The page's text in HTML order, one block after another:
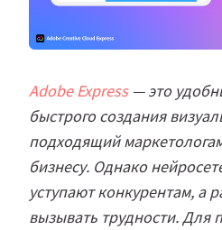
Adobe Express — это
быстрого создания
подходящий
бизнесу. Однако
уступают конкурентам, а
вызывать трудности. Для